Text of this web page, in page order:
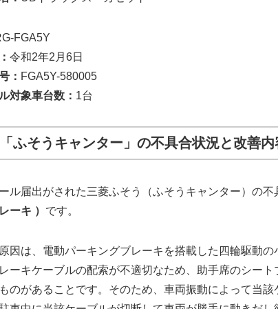
FGA5Y
令和2年2月6日
： FGA5Y-580005
対象車台数： 1台
ふそうキャンター」の不具合状況と改善内
ル届出がされた三菱ふそう（ふそうキャンター）の不
ーキ ） です。
因は、電動パーキングブレーキを搭載した四輪駆動
ーキケーブルの配索が不適切なため、助手席のシー
のがあることです。そのため、車両振動によって当